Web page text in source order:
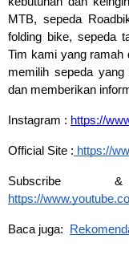
MTB, sepeda
folding bike, sepeda
Tim kami yang ramah
memilih sepeda
dan memberikan
Instagram : https://
Official Site : https://
https://
Baca juga: